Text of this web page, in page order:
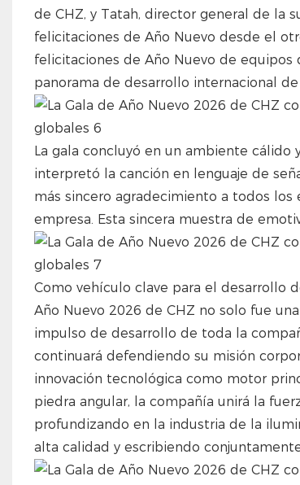
de CHZ, y Tatah, director general de la
felicitaciones de Año Nuevo desde el
felicitaciones de Año Nuevo de
panorama de desarrollo internacional
La gala concluyó en un ambiente cálido
interpretó la canción en lenguaje de
más sincero agradecimiento a todos
empresa. Esta sincera muestra de
Como vehículo clave para el desarrollo
Año Nuevo 2026 de CHZ no solo fue
impulso de desarrollo de toda la
continuará defendiendo su misión
innovación tecnológica como motor
piedra angular, la compañía unirá la
profundizando en la industria de la
alta calidad y escribiendo